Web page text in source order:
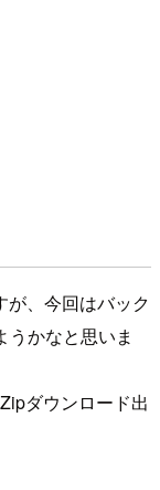
、今回はバック
かなと思いま
ダウンロード出